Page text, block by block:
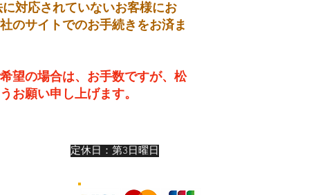
対応されていないお客様にお
のサイトでのお手続きをお済ま
望の場合は、お手数ですが、松
お願い申し上げます。
定休日：第3日曜日